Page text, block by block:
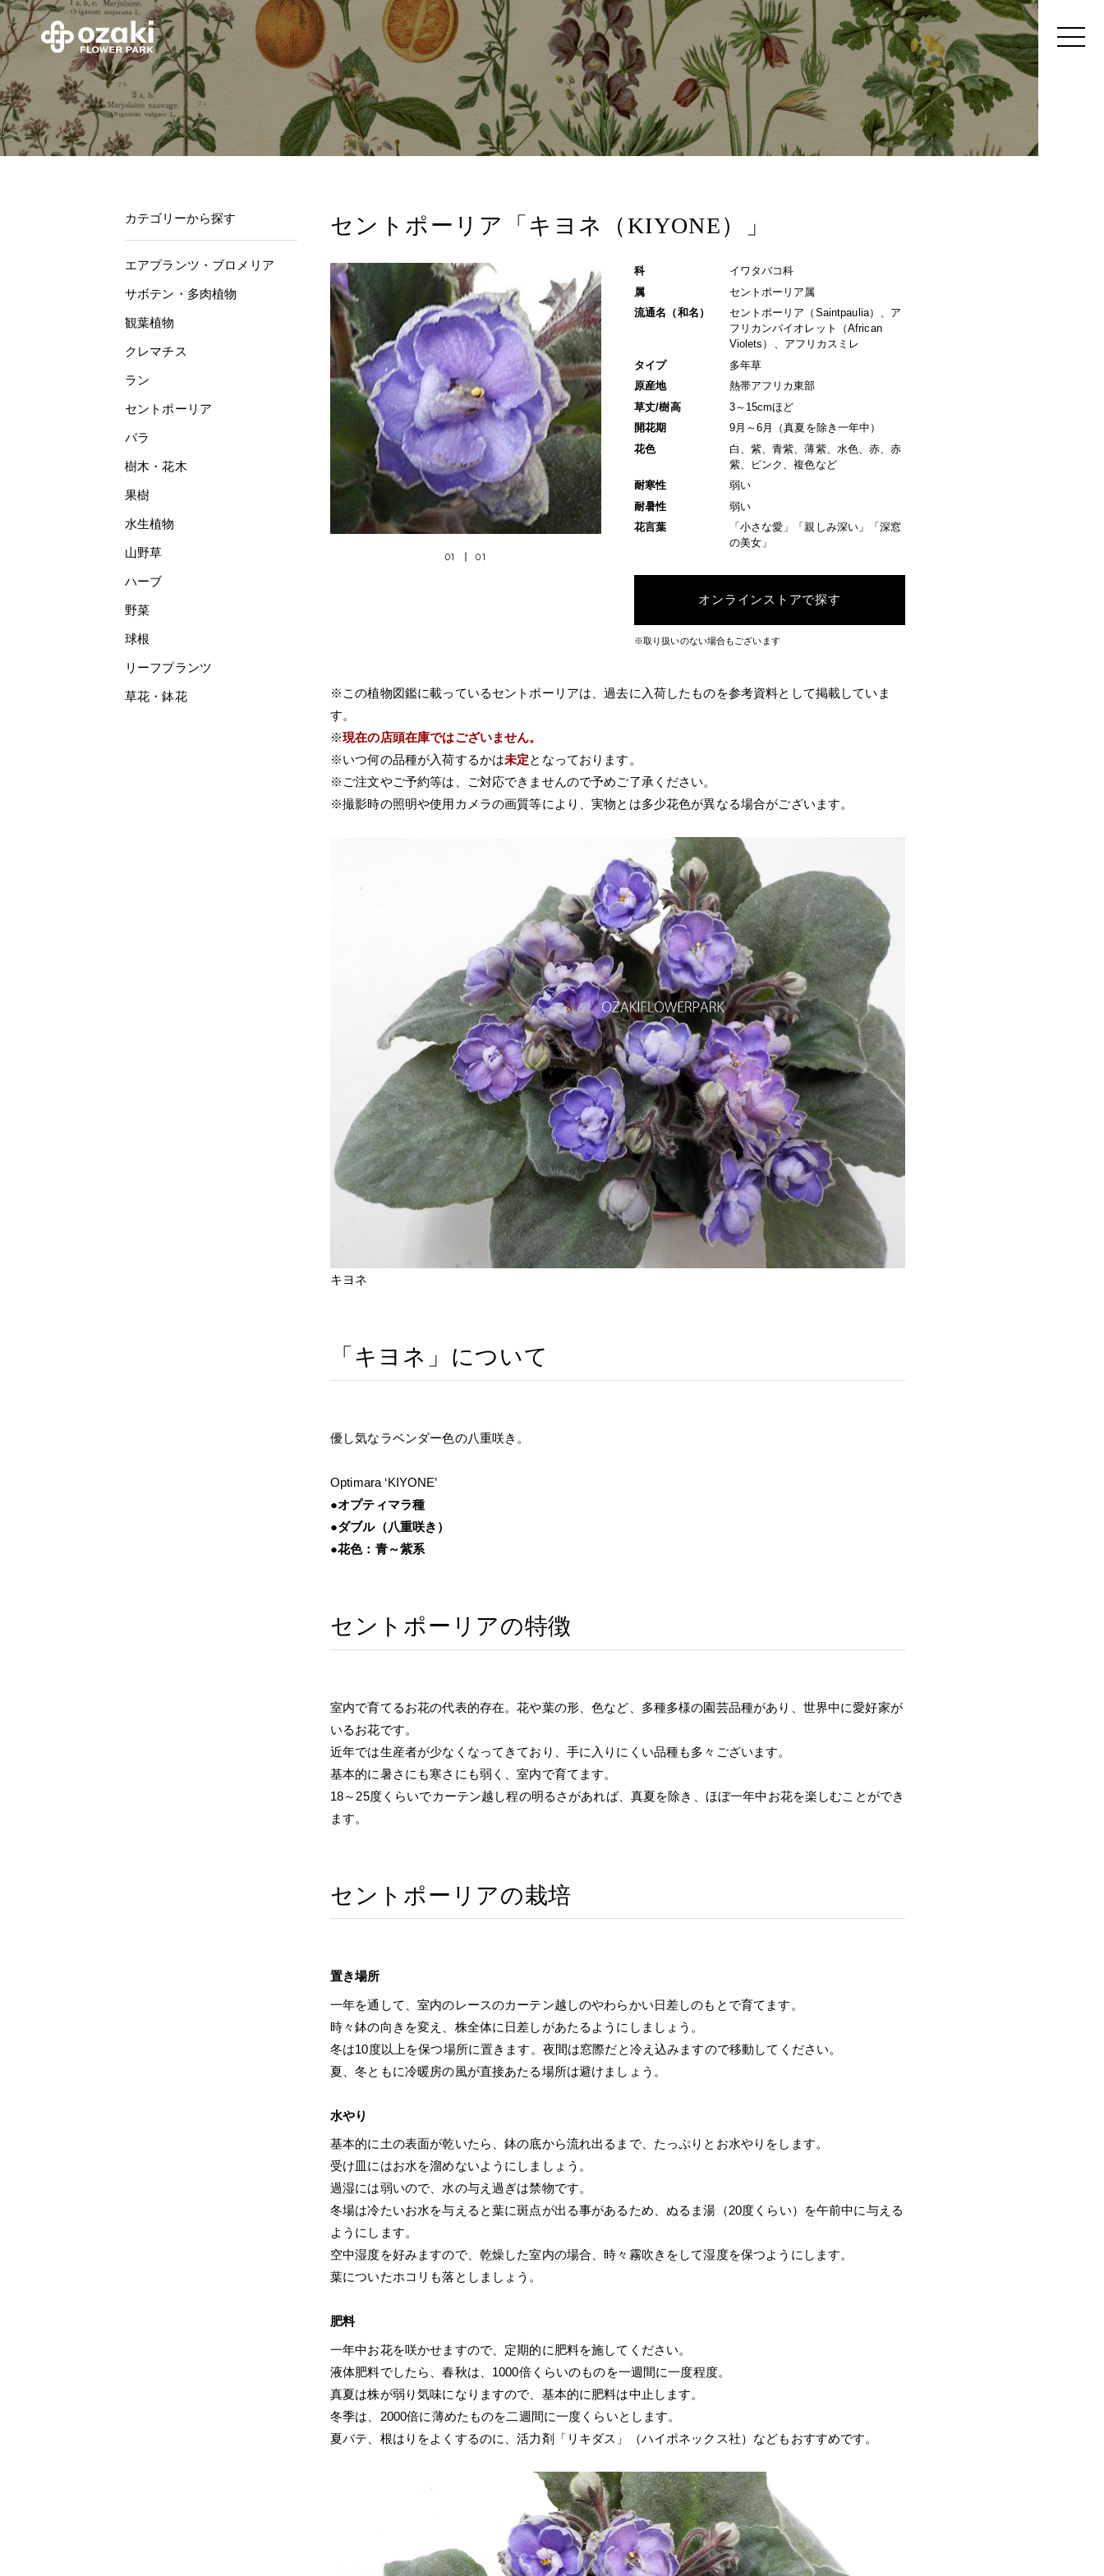
セントポーリア「キヨネ（KIYONE）」
01 01
科
イワタバコ科
属
セントポーリア属
流通名（和名）
セントポーリア（Saintpaulia）、ア
フリカンバイオレット（African
Violets）、アフリカスミレ
タイプ
多年草
原産地
熱帯アフリカ東部
草丈/樹高
3～15cmほど
開花期
9月～6月（真夏を除き一年中）
花色
白、紫、青紫、薄紫、水色、赤、赤
紫、ピンク、複色など
耐寒性
弱い
耐暑性
弱い
花言葉
「小さな愛」「親しみ深い」「深窓
の美女」
オンラインストアで探す
※取り扱いのない場合もございます
※この植物図鑑に載っているセントポーリアは、過去に入荷したものを参考資料として掲載していま
す。
※現在の店頭在庫ではございません。
※いつ何の品種が入荷するかは未定となっております。
※ご注文やご予約等は、ご対応できませんので予めご了承ください。
※撮影時の照明や使用カメラの画質等により、実物とは多少花色が異なる場合がございます。
キヨネ
「キヨネ」について
優し気なラベンダー色の八重咲き。
Optimara ‘KIYONE’
●オプティマラ種
●ダブル（八重咲き）
●花色：青～紫系
セントポーリアの特徴
室内で育てるお花の代表的存在。花や葉の形、色など、多種多様の園芸品種があり、世界中に愛好家が
いるお花です。
近年では生産者が少なくなってきており、手に入りにくい品種も多々ございます。
基本的に暑さにも寒さにも弱く、室内で育てます。
18～25度くらいでカーテン越し程の明るさがあれば、真夏を除き、ほぼ一年中お花を楽しむことができ
ます。
セントポーリアの栽培
置き場所
一年を通して、室内のレースのカーテン越しのやわらかい日差しのもとで育てます。
時々鉢の向きを変え、株全体に日差しがあたるようにしましょう。
冬は10度以上を保つ場所に置きます。夜間は窓際だと冷え込みますので移動してください。
夏、冬ともに冷暖房の風が直接あたる場所は避けましょう。
水やり
基本的に土の表面が乾いたら、鉢の底から流れ出るまで、たっぷりとお水やりをします。
受け皿にはお水を溜めないようにしましょう。
過湿には弱いので、水の与え過ぎは禁物です。
冬場は冷たいお水を与えると葉に斑点が出る事があるため、ぬるま湯（20度くらい）を午前中に与える
ようにします。
空中湿度を好みますので、乾燥した室内の場合、時々霧吹きをして湿度を保つようにします。
葉についたホコリも落としましょう。
肥料
一年中お花を咲かせますので、定期的に肥料を施してください。
液体肥料でしたら、春秋は、1000倍くらいのものを一週間に一度程度。
真夏は株が弱り気味になりますので、基本的に肥料は中止します。
冬季は、2000倍に薄めたものを二週間に一度くらいとします。
夏バテ、根はりをよくするのに、活力剤「リキダス」（ハイポネックス社）などもおすすめです。
カテゴリーから探す
エアプランツ・ブロメリア
サボテン・多肉植物
観葉植物
クレマチス
ラン
セントポーリア
バラ
樹木・花木
果樹
水生植物
山野草
ハーブ
野菜
球根
リーフプランツ
草花・鉢花